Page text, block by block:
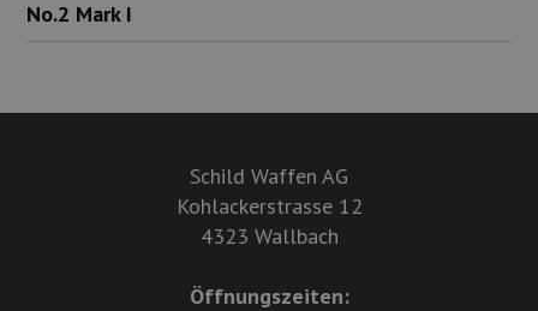
No.2 Mark I
Schild Waffen AG
Kohlackerstrasse 12
4323 Wallbach
Öffnungszeiten: